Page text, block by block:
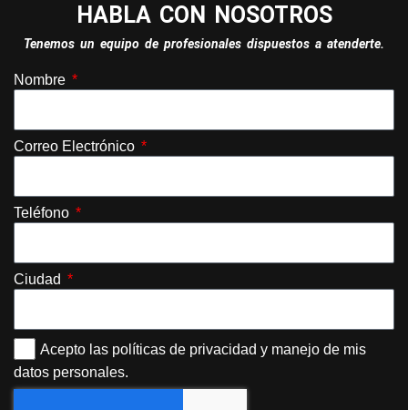
HABLA CON NOSOTROS
Tenemos un equipo de profesionales dispuestos a atenderte.
Nombre
Correo Electrónico
Teléfono
Ciudad
Acepto las políticas de privacidad y manejo de mis
datos personales.